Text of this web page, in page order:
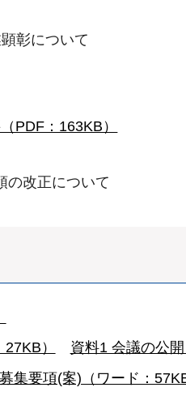
彰について
PDF：163KB）
の改正について
）
資料1 会議の公
要項(案)（ワード：57KB